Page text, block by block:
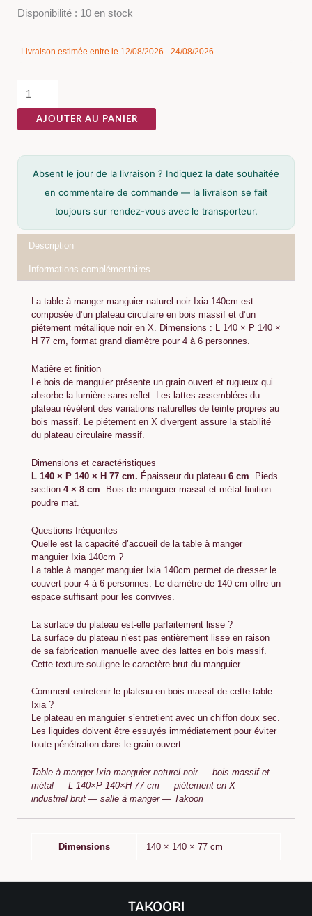
Disponibilité : 10 en stock
Livraison estimée entre le 12/08/2026 - 24/08/2026
quantité
Table
Manger
Manguier
Naturel-
Ixia
AJOUTER AU PANIER
Absent le jour de la livraison ? Indiquez la date souhaitée
en commentaire de commande — la livraison se fait
toujours sur rendez-vous avec le transporteur.
Description
Informations complémentaires
La table à manger manguier naturel-noir Ixia 140cm est
composée d’un plateau circulaire en bois massif et d’un
piétement métallique noir en X. Dimensions : L 140 × P 140 ×
H 77 cm, format grand diamètre pour 4 à 6 personnes.
Matière et finition
Le bois de manguier présente un grain ouvert et rugueux qui
absorbe la lumière sans reflet. Les lattes assemblées du
plateau révèlent des variations naturelles de teinte propres au
bois massif. Le piétement en X divergent assure la stabilité
du plateau circulaire massif.
Dimensions et caractéristiques
L 140 × P 140 × H 77 cm. Épaisseur du plateau 6 cm . Pieds
section 4 × 8 cm . Bois de manguier massif et métal finition
poudre mat.
Questions fréquentes
Quelle est la capacité d’accueil de la table à manger
manguier Ixia 140cm ?
La table à manger manguier Ixia 140cm permet de dresser le
couvert pour 4 à 6 personnes. Le diamètre de 140 cm offre un
espace suffisant pour les convives.
La surface du plateau est-elle parfaitement lisse ?
La surface du plateau n’est pas entièrement lisse en raison
de sa fabrication manuelle avec des lattes en bois massif.
Cette texture souligne le caractère brut du manguier.
Comment entretenir le plateau en bois massif de cette table
Ixia ?
Le plateau en manguier s’entretient avec un chiffon doux sec.
Les liquides doivent être essuyés immédiatement pour éviter
toute pénétration dans le grain ouvert.
Table à manger Ixia manguier naturel-noir — bois massif et
métal — L 140×P 140×H 77 cm — piétement en X —
industriel brut — salle à manger — Takoori
Dimensions 140 × 140 × 77 cm
TAKOORI